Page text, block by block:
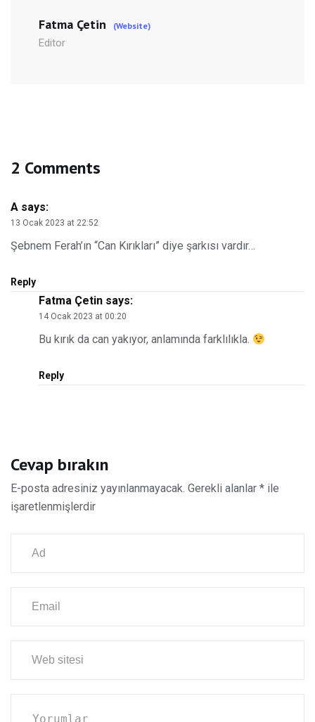
Fatma Çetin (Website)
Editor
2 Comments
A says:
13 Ocak 2023 at 22:52
Şebnem Ferah’ın “Can Kırıkları” diye şarkısı vardır…
Reply
Fatma Çetin says:
14 Ocak 2023 at 00:20
Bu kırık da can yakıyor, anlamında farklılıkla.
Reply
Cevap bırakın
E-posta adresiniz yayınlanmayacak. Gerekli alanlar * ile
işaretlenmişlerdir